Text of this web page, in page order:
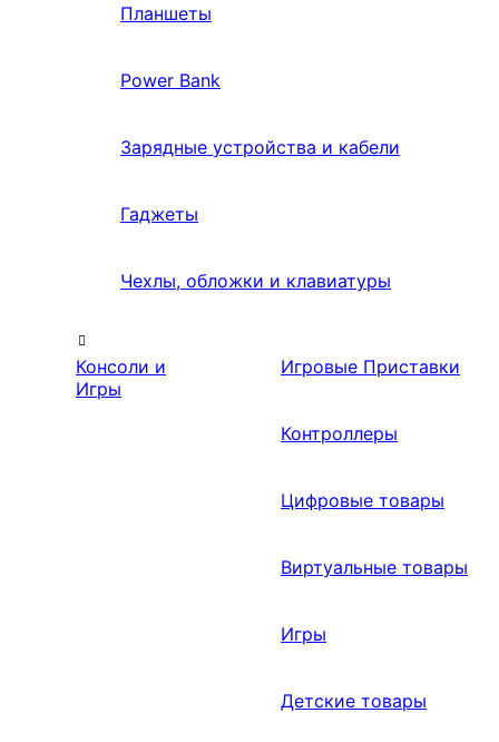
Планшеты
Power Bank
Зарядные устройства и кабели
Гаджеты
Чехлы, обложки и клавиатуры
Консоли и
Игры
Игровые Приставки
Контроллеры
Цифровые товары
Виртуальные товары
Игры
Детские товары